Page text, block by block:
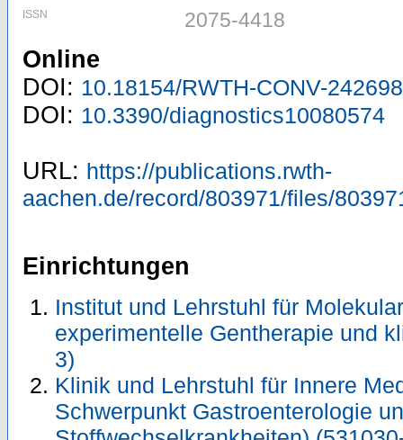
ISSN 2075-4418
Online
DOI: 10.18154/RWTH-CONV-242698
DOI: 10.3390/diagnostics10080574
URL: https://publications.rwth-
aachen.de/record/803971/files/
Einrichtungen
Institut und Lehrstuhl für
experimentelle Gentherapie und
3)
Klinik und Lehrstuhl für Innere
Schwerpunkt Gastroenterologie